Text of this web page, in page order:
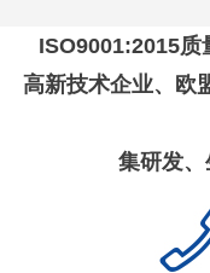
ISO9001:2015
高新技术企业、欧
集研发